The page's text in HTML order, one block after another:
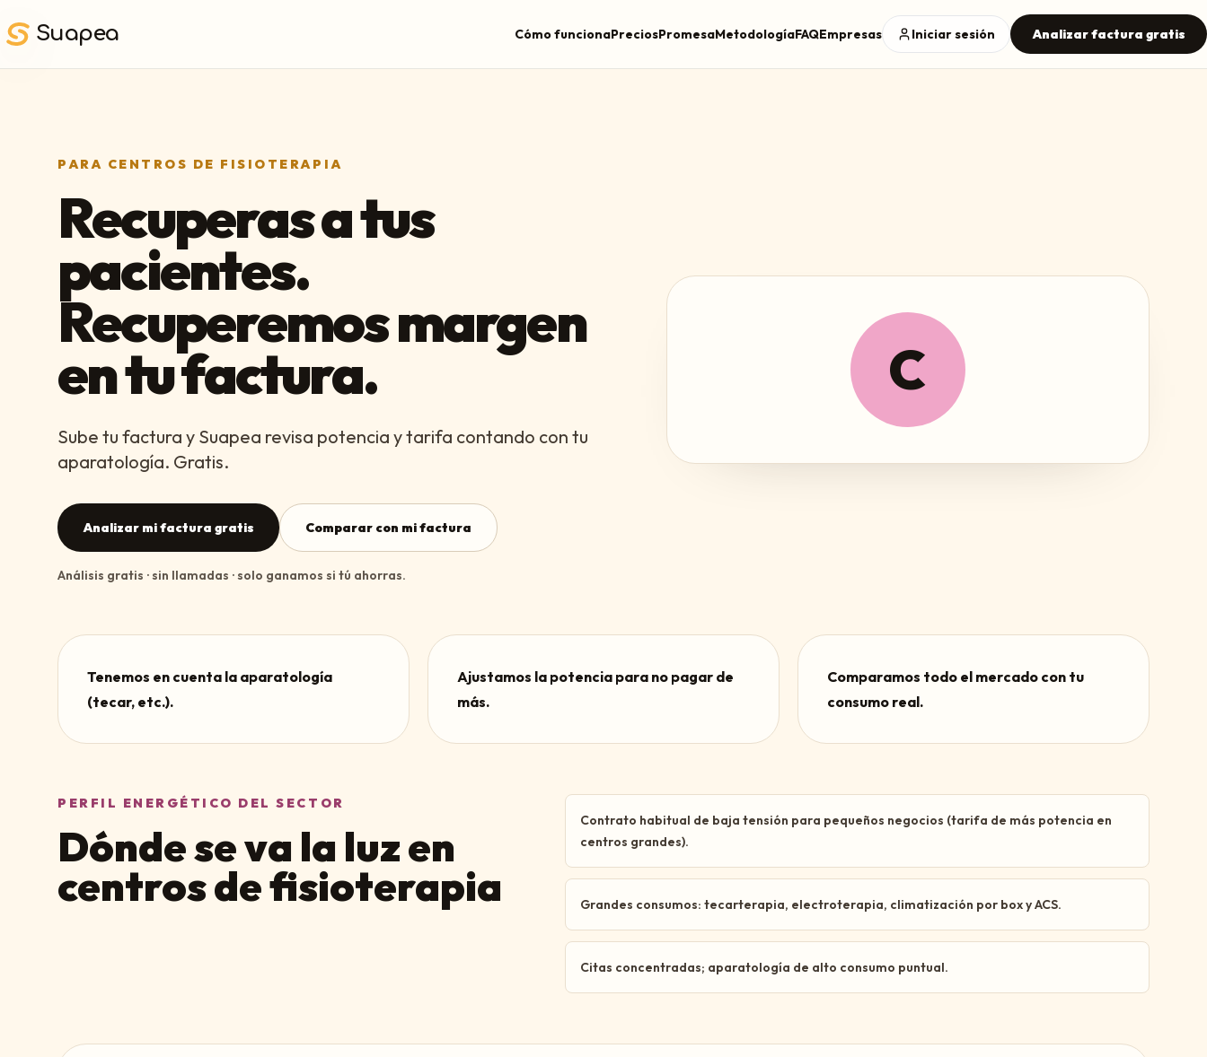
Suapea Cómo funcionaPreciosPromesaMetodologíaFAQEmpresas Iniciar sesión Analizar factura gratis
PARA CENTROS DE FISIOTERAPIA
Recuperas a tus
pacientes.
Recuperemos margen
en tu factura.
Sube tu factura y Suapea revisa potencia y tarifa contando con tu
aparatología. Gratis.
Analizar mi factura gratis Comparar con mi factura
Análisis gratis · sin llamadas · solo ganamos si tú ahorras.
C
Tenemos en cuenta la aparatología
(tecar, etc.).
Ajustamos la potencia para no pagar de
más.
Comparamos todo el mercado con tu
consumo real.
PERFIL ENERGÉTICO DEL SECTOR
Dónde se va la luz en
centros de fisioterapia
Contrato habitual de baja tensión para pequeños negocios (tarifa de más potencia en
centros grandes).
Grandes consumos: tecarterapia, electroterapia, climatización por box y ACS.
Citas concentradas; aparatología de alto consumo puntual.